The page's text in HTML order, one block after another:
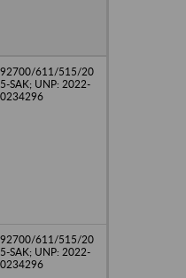
611/515/20
SAK; UNP: 2022-
611/515/20
SAK; UNP: 2022-